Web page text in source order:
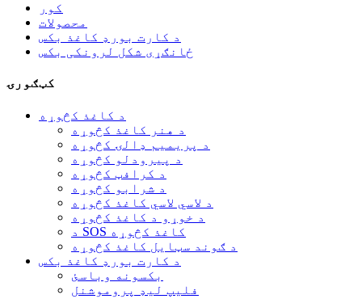
کور
محصولات
د کارت بورډ کاغذ بکس
ځانګړی شکل لرونکی بکس
کټګورۍ
د کاغذ کڅوړه
د هنر کاغذ کڅوړه
د پریمیم ډالۍ کڅوړه
د پیرودلو کڅوړه
د کرافټ کڅوړه
د شرابو کڅوړه
د لاسي لاسي کاغذ کڅوړه
د خوړو د کاغذ کڅوړه
د SOS کاغذ کڅوړه
د ګوند سټایل کاغذ کڅوړه
د کارت بورډ کاغذ بکس
بکسونه وباسئ
فلیپ لیډ پروموشنل